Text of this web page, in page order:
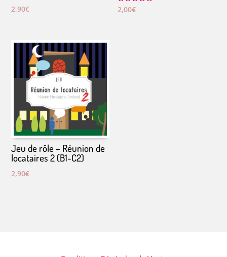
2,90€
Note
5.00
2,00€
Jeu de rôle – Réunion de
locataires 2 (B1-C2)
2,90€